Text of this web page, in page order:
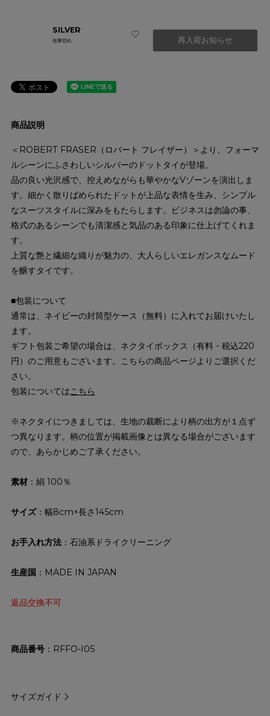
SILVER
在庫切れ 再入荷お知らせ
商品説明
＜ROBERT FRASER（ロバート フレイザー）＞より、フォーマ
ルシーンにふさわしいシルバーのドットタイが登場。
品の良い光沢感で、控えめながらも華やかなVゾーンを演出しま
す。細かく散りばめられたドットが上品な表情を生み、シンプル
なスーツスタイルに深みをもたらします。ビジネスは勿論の事、
格式のあるシーンでも清潔感と気品のある印象に仕上げてくれま
す。
上質な艶と繊細な織りが魅力の、大人らしいエレガンスなムード
を醸すタイです。
■包装について
通常は、ネイビーの封筒型ケース（無料）に入れてお届けいたし
ます。
ギフト包装ご希望の場合は、ネクタイボックス（有料・税込220
円）のご用意もございます。こちらの商品ページよりご選択くだ
さい。
包装についてはこちら
※ネクタイにつきましては、生地の裁断により柄の出方が１点ず
つ異なります。柄の位置が掲載画像とは異なる場合がございます
ので、あらかじめご了承ください。
素材：絹 100％
サイズ：幅8cm×長さ145cm
お手入れ方法：石油系ドライクリーニング
生産国 ：MADE IN JAPAN
返品交換不可
商品番号 RFFO-I05
サイズガイド